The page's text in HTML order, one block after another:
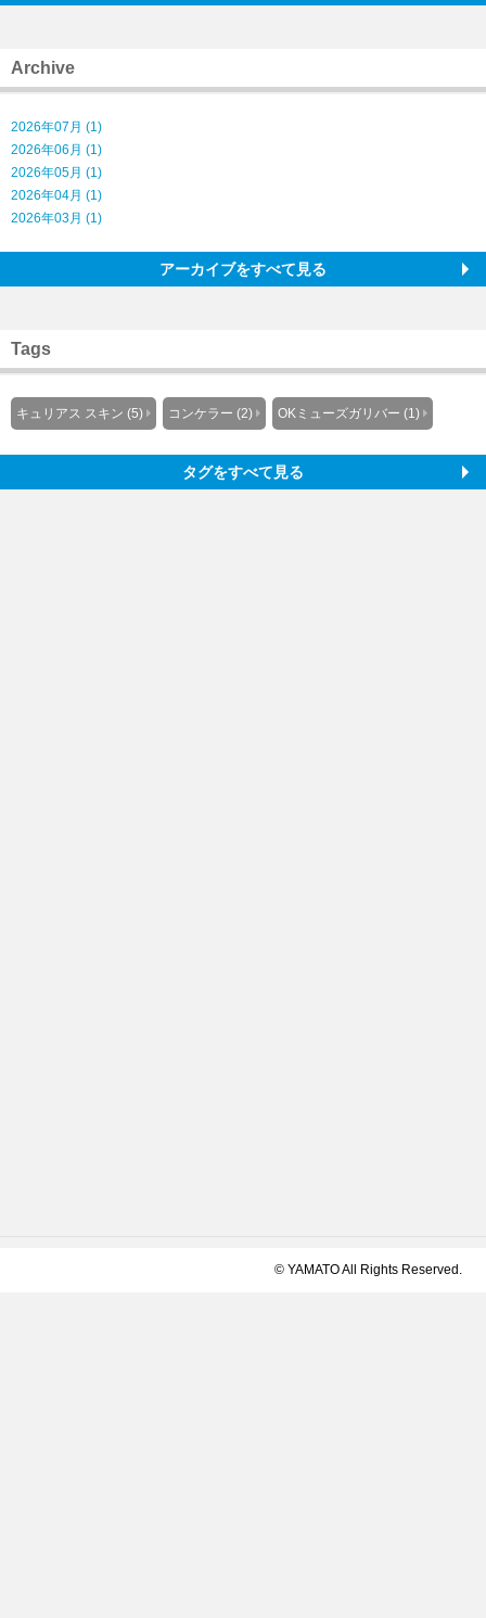
Archive
2026年07月 (1)
2026年06月 (1)
2026年05月 (1)
2026年04月 (1)
2026年03月 (1)
アーカイブをすべて見る
Tags
キュリアス スキン (5) コンケラー (2) OKミューズガリバー (1)
タグをすべて見る
© YAMATO All Rights Reserved.